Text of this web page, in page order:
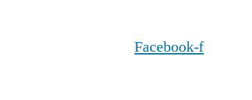
Facebook-f